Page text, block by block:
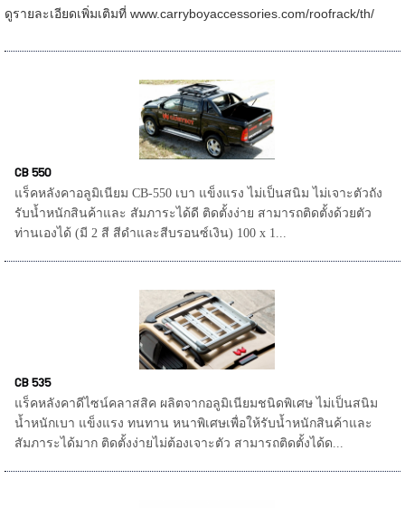
ดูรายละเอียดเพิ่มเติมที่ www.carryboyaccessories.com/roofrack/th/
CB 550
แร็คหลังคาอลูมิเนียม CB-550 เบา แข็งแรง ไม่เป็นสนิม ไม่เจาะตัวถัง
รับน้ำหนักสินค้าและ สัมภาระได้ดี ติดตั้งง่าย สามารถติดตั้งด้วยตัว
ท่านเองได้ (มี 2 สี สีดำและสีบรอนซ์เงิน) 100 x 1...
CB 535
แร็คหลังคาดีไซน์คลาสสิค ผลิตจากอลูมิเนียมชนิดพิเศษ ไม่เป็นสนิม
น้ำหนักเบา แข็งแรง ทนทาน หนาพิเศษเพื่อให้รับน้ำหนักสินค้าและ
สัมภาระได้มาก ติดตั้งง่ายไม่ต้องเจาะตัว สามารถติดตั้งได้ด...